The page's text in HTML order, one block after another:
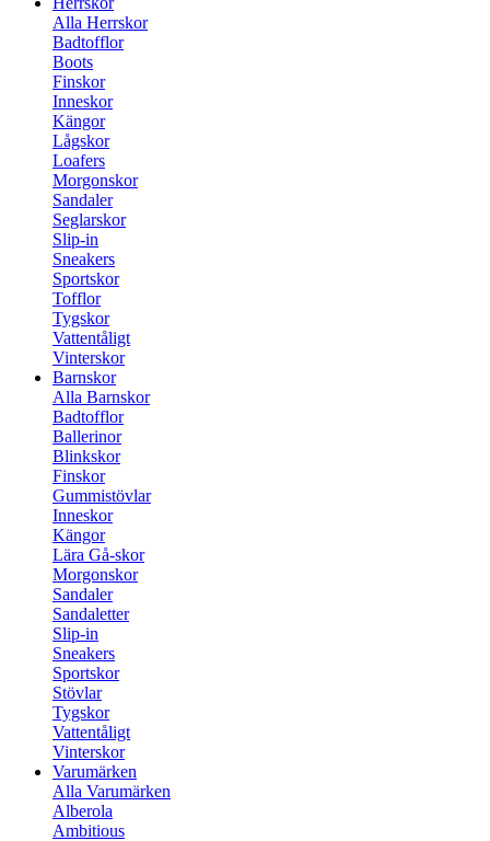
Alla Herrskor
Badtofflor
Boots
Finskor
Inneskor
Kängor
Lågskor
Loafers
Morgonskor
Sandaler
Seglarskor
Slip-in
Sneakers
Sportskor
Tofflor
Tygskor
Vattentåligt
Vinterskor
Barnskor
Alla Barnskor
Badtofflor
Ballerinor
Blinkskor
Finskor
Gummistövlar
Inneskor
Kängor
Lära Gå-skor
Morgonskor
Sandaler
Sandaletter
Slip-in
Sneakers
Sportskor
Stövlar
Tygskor
Vattentåligt
Vinterskor
Varumärken
Alla Varumärken
Alberola
Ambitious